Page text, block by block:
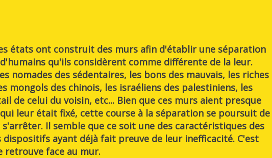
états ont construit des murs afin d'établir une séparation
qu'ils considèrent comme différente de la leur.
nomades des sédentaires, les bons des mauvais, les riches
mongols des chinois, les israéliens des palestiniens, les
de celui du voisin, etc... Bien que ces murs aient presque
leur était fixé, cette course à la séparation se poursuit de
Il semble que ce soit une des caractéristiques des
ayant déjà fait preuve de leur inefficacité. C'est
retrouve face au mur.